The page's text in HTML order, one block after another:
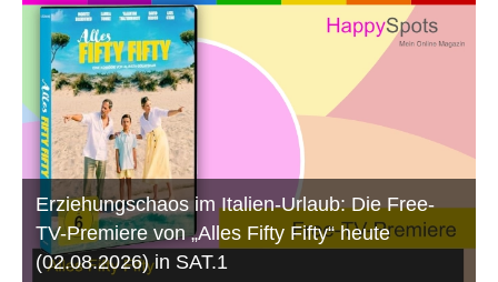
Erziehungschaos im Italien-Urlaub: Die Free-
TV-Premiere von „Alles Fifty Fifty“ heute
(02.08.2026) in SAT.1